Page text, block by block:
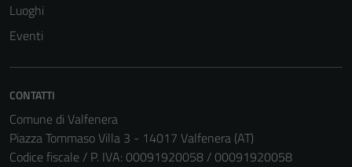
Luoghi
Eventi
CONTATTI
Comune di Valfenera
Piazza Tommaso Villa 3 - 14017 Valfenera (AT)
Codice fiscale / P. IVA: 00091920058 / 00091920058
possono
essere